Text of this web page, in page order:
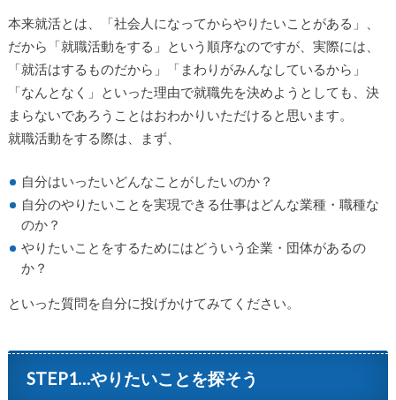
本来就活とは、「社会人になってからやりたいことがある」、
だから「就職活動をする」という順序なのですが、実際には、
「就活はするものだから」「まわりがみんなしているから」
「なんとなく」といった理由で就職先を決めようとしても、決
まらないであろうことはおわかりいただけると思います。
就職活動をする際は、まず、
自分はいったいどんなことがしたいのか？
自分のやりたいことを実現できる仕事はどんな業種・職種な
のか？
やりたいことをするためにはどういう企業・団体があるの
か？
といった質問を自分に投げかけてみてください。
STEP1…やりたいことを探そう